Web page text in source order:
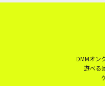
DMMオン
遊べる